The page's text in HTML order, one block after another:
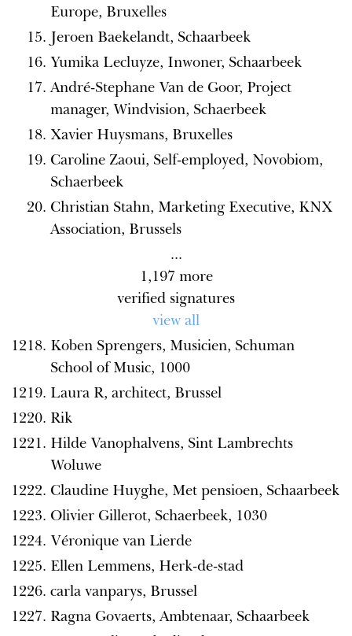
Europe, Bruxelles
Jeroen Baekelandt, Schaarbeek
Yumika Lecluyze, Inwoner, Schaarbeek
André-Stephane Van de Goor, Project
manager, Windvision, Schaerbeek
Xavier Huysmans, Bruxelles
Caroline Zaoui, Self-employed, Novobiom,
Schaerbeek
Christian Stahn, Marketing Executive, KNX
Association, Brussels
...
1,197 more
verified signatures
view all
Koben Sprengers, Musicien, Schuman
School of Music, 1000
Laura R, architect, Brussel
Rik
Hilde Vanophalvens, Sint Lambrechts
Woluwe
Claudine Huyghe, Met pensioen, Schaarbeek
Olivier Gillerot, Schaerbeek, 1030
Véronique van Lierde
Ellen Lemmens, Herk-de-stad
carla vanparys, Brussel
Ragna Govaerts, Ambtenaar, Schaarbeek